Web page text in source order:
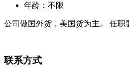
年龄：不限
公司做国外货，美国货为主。 任职
联系方式